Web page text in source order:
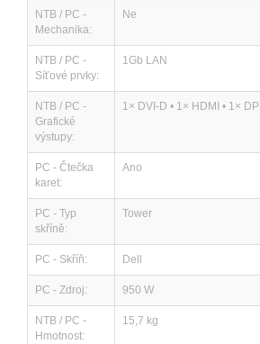
NTB / PC -
Mechanika:
Ne
NTB / PC -
Síťové prvky:
1Gb LAN
NTB / PC -
Grafické
výstupy:
1× DVI-D • 1× HDMI • 1× DP
PC - Čtečka
karet:
Ano
PC - Typ
skříně:
Tower
PC - Skříň: Dell
PC - Zdroj: 950 W
NTB / PC -
Hmotnost:
15,7 kg